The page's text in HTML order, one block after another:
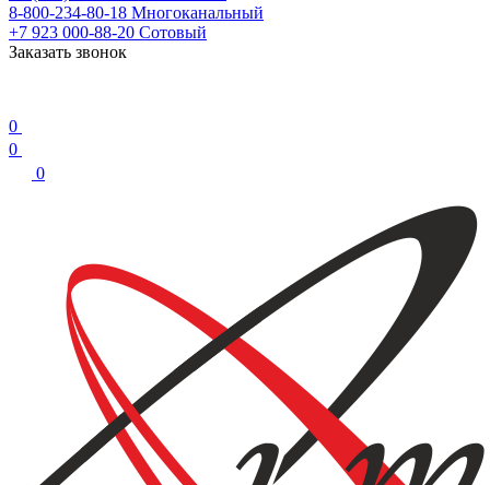
8-800-234-80-18 Многоканальный
+7 923 000-88-20 Сотовый
Заказать звонок
0
0
0